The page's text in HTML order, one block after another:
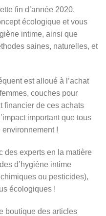
fin d’année 2020.
écologique et vous
intime, ainsi que
saines, naturelles, et
est alloué à l’achat
couches pour
financier de ces achats
important que tous
!
des experts en la matière
d’hygiène intime
ou pesticides),
écologiques !
boutique des articles